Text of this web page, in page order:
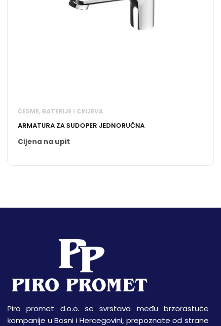
ČESME, BATERIJE I CRIJEVA
ARMATURA ZA SUDOPER JEDNORUČNA
Cijena na upit
Piro promet d.o.o. se svrstava među brzorastuće
kompanije u Bosni i Hercegovini, prepoznate od strane